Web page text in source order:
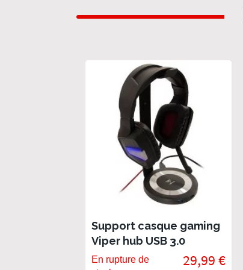
Support casque gaming
Viper hub USB 3.0
En rupture de
29,99 €